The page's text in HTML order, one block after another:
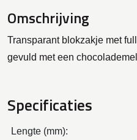
Omschrijving
Transparant blokzakje met
gevuld met een
Specificaties
Lengte (mm):